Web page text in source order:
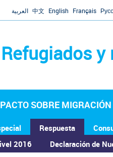
العربية 中文 English Français
Refugiados
PACTO SOBRE MIGRACIÓN
Respuesta
2016
Declaración de